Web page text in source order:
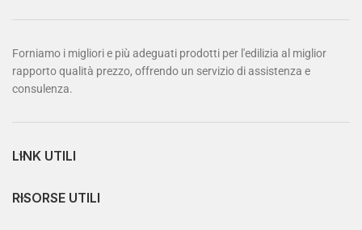
Forniamo i migliori e più adeguati prodotti per l'edilizia al miglior
rapporto qualità prezzo, offrendo un servizio di assistenza e
consulenza.
LINK UTILI
RISORSE UTILI